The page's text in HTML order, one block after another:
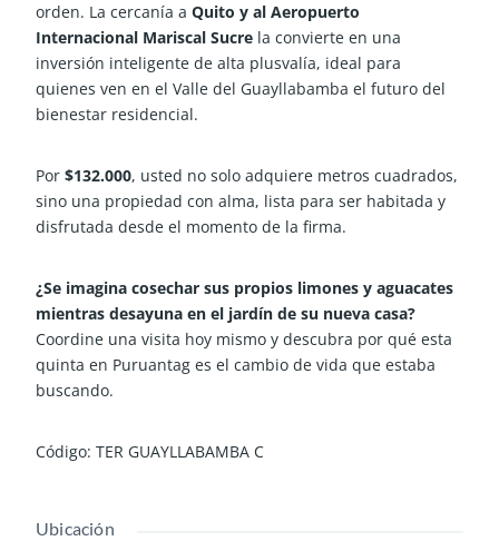
orden. La cercanía a Quito y al Aeropuerto
Internacional Mariscal Sucre la convierte en una
inversión inteligente de alta plusvalía, ideal para
quienes ven en el Valle del Guayllabamba el futuro del
bienestar residencial.
Por $132.000, usted no solo adquiere metros cuadrados,
sino una propiedad con alma, lista para ser habitada y
disfrutada desde el momento de la firma.
¿Se imagina cosechar sus propios limones y aguacates
mientras desayuna en el jardín de su nueva casa?
Coordine una visita hoy mismo y descubra por qué esta
quinta en Puruantag es el cambio de vida que estaba
buscando.
Código: TER GUAYLLABAMBA C
Ubicación